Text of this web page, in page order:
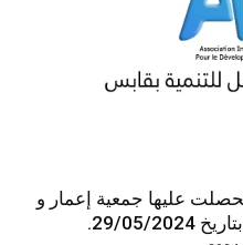
تحصلت عليها جمعية إعمار و
2024.